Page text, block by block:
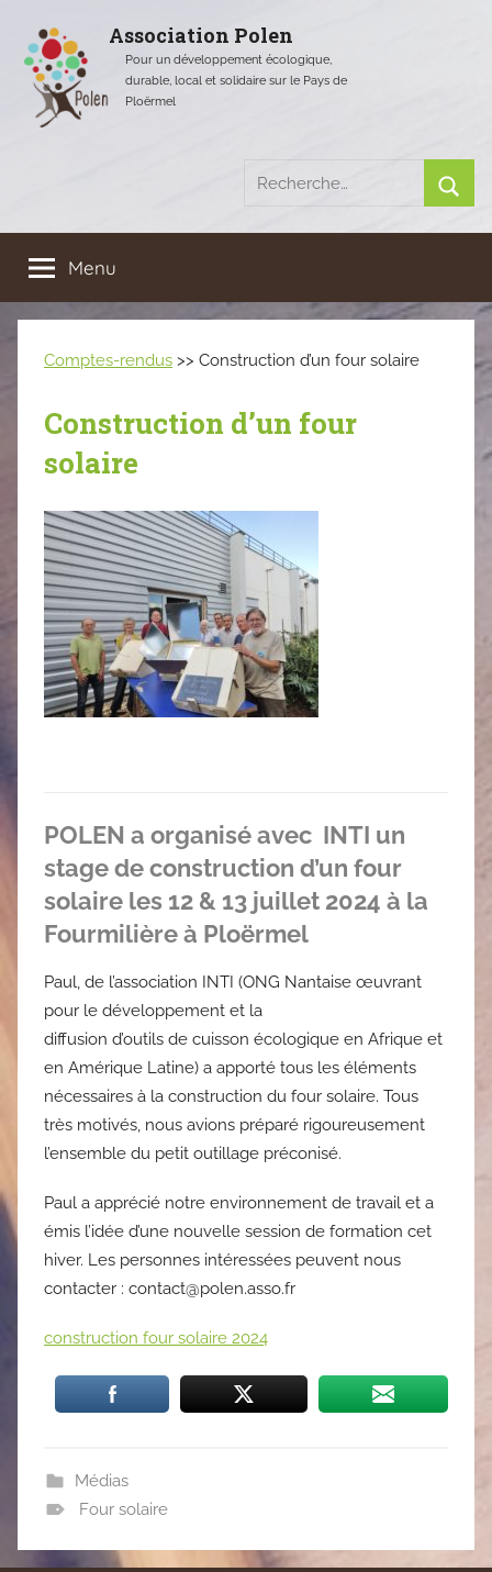
contenu
Association Polen
Pour un développement écologique,
durable, local et solidaire sur le Pays de
Ploërmel
Recherche
:
Menu
Comptes-rendus >> Construction d’un four solaire
Construction d’un four
solaire
POLEN a organisé avec INTI un
stage de construction d’un four
solaire les 12 & 13 juillet 2024 à la
Fourmilière à Ploërmel
Paul, de l’association INTI (ONG Nantaise œuvrant
pour le développement et la
diffusion d’outils de cuisson écologique en Afrique et
en Amérique Latine) a apporté tous les éléments
nécessaires à la construction du four solaire. Tous
très motivés, nous avions préparé rigoureusement
l’ensemble du petit outillage préconisé.
Paul a apprécié notre environnement de travail et a
émis l’idée d’une nouvelle session de formation cet
hiver. Les personnes intéressées peuvent nous
contacter : contact@polen.asso.fr
construction four solaire 2024
Médias
Four solaire